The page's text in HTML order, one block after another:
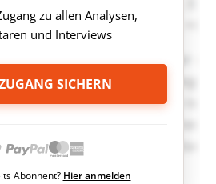
zu allen Analysen,
und Interviews
SICHERN
Abonnent? Hier anmelden